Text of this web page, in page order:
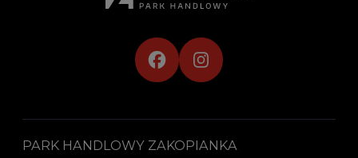
PARK HANDLOWY ZAKOPIANKA